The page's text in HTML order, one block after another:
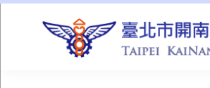
QUICK LINKS